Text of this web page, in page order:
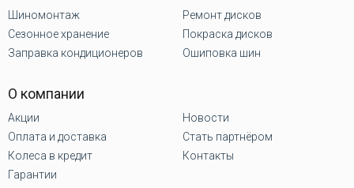
Шиномонтаж
Сезонное хранение
Заправка кондиционеров
Ремонт дисков
Покраска дисков
Ошиповка шин
О компании
Акции
Оплата и доставка
Колеса в кредит
Гарантии
Новости
Стать партнёром
Контакты